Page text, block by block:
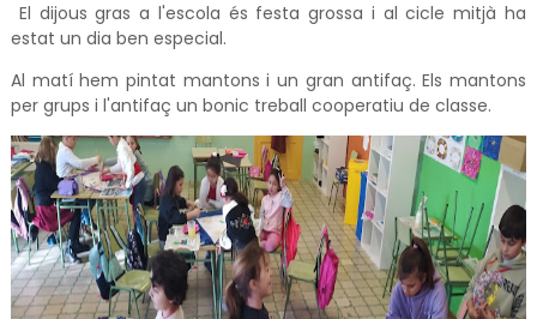
El dijous gras a l'escola és festa grossa i al cicle mitjà ha
estat un dia ben especial.
Al matí hem pintat mantons i un gran antifaç. Els mantons
per grups i l'antifaç un bonic treball cooperatiu de classe.